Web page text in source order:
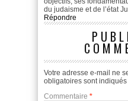
du judaisme et de l’état
Répondre
Votre adresse e-mail ne
obligatoires sont indiqués
Commentaire *